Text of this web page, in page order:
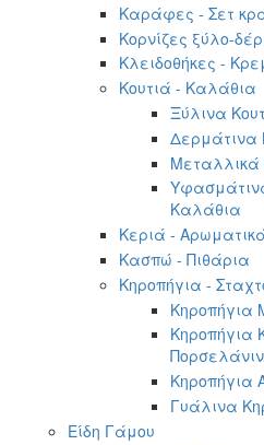
Καράφες - Σετ
Κορνίζες ξύλο-
Κλειδοθήκες -
Κουτιά - Καλάθια
Ξύλινα
Δερμάτινα
Μεταλλικά
Καλάθια
Κεριά -
Κασπώ - Πιθάρια
Κηροπήγια -
Κηροπήγια
Κηροπήγια
Κηροπήγια
Γυάλινα
Είδη Γάμου